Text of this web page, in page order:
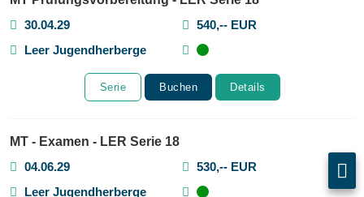
30.04.29
540,-- EUR
Leer Jugendherberge
Serie Buchen Details
MT - Examen - LER Serie 18
04.06.29
530,-- EUR
Leer Jugendherberge